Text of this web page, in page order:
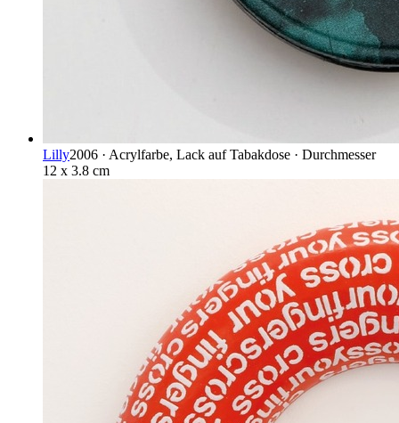
Lilly2006 · Acrylfarbe, Lack auf Tabakdose · Durchmesser
12 x 3.8 cm